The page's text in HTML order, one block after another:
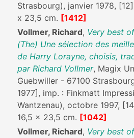
Strasbourg), janvier 1978,
x 23,5 cm. [1412]
Vollmer, Richard, Very best
(The) Une sélection des
de Harry Lorayne, choisis,
par Richard Vollmer, Magix
Guebwiller - 67100
1977], imp. : Finkmatt
Wantzenau), octobre 1997,
16,5 x 23,5 cm. [1042]
Vollmer, Richard, Very best